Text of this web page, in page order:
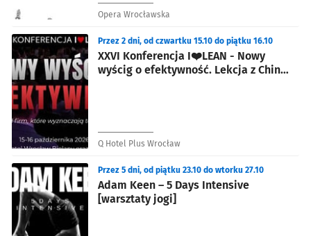
Opera Wrocławska
XXVI Konferencja I❤️LEAN - Nowy
wyścig o efektywność. Lekcja z Chin,
Przez 2 dni, od czwartku 15.10 do piątku 16.10
Q Hotel Plus Wrocław
Adam Keen – 5 Days Intensive
[warsztaty jogi]
Przez 5 dni, od piątku 23.10 do wtorku 27.10